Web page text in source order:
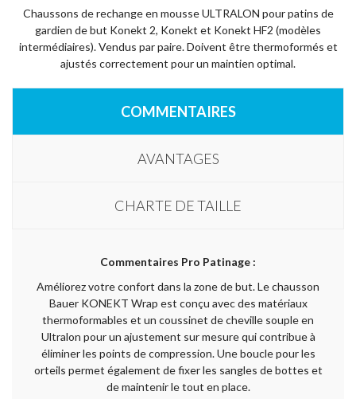
Chaussons de rechange en mousse ULTRALON pour patins de
gardien de but Konekt 2, Konekt et Konekt HF2 (modèles
intermédiaires). Vendus par paire. Doivent être thermoformés et
ajustés correctement pour un maintien optimal.
COMMENTAIRES
AVANTAGES
CHARTE DE TAILLE
Commentaires Pro Patinage :
Améliorez votre confort dans la zone de but. Le chausson
Bauer KONEKT Wrap est conçu avec des matériaux
thermoformables et un coussinet de cheville souple en
Ultralon pour un ajustement sur mesure qui contribue à
éliminer les points de compression. Une boucle pour les
orteils permet également de fixer les sangles de bottes et
de maintenir le tout en place.